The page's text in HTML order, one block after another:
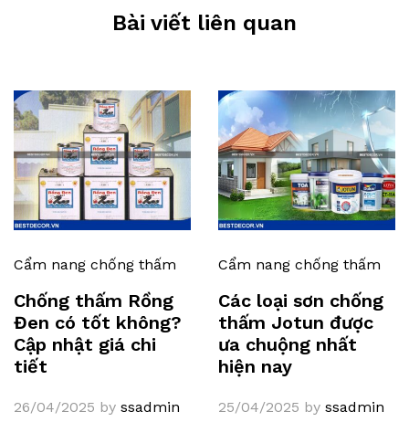
Bài viết liên quan
Cẩm nang chống thấm
Chống thấm Rồng
Đen có tốt không?
Cập nhật giá chi
tiết
26/04/2025 by ssadmin
Cẩm nang chống thấm
Các loại sơn chống
thấm Jotun được
ưa chuộng nhất
hiện nay
25/04/2025 by ssadmin